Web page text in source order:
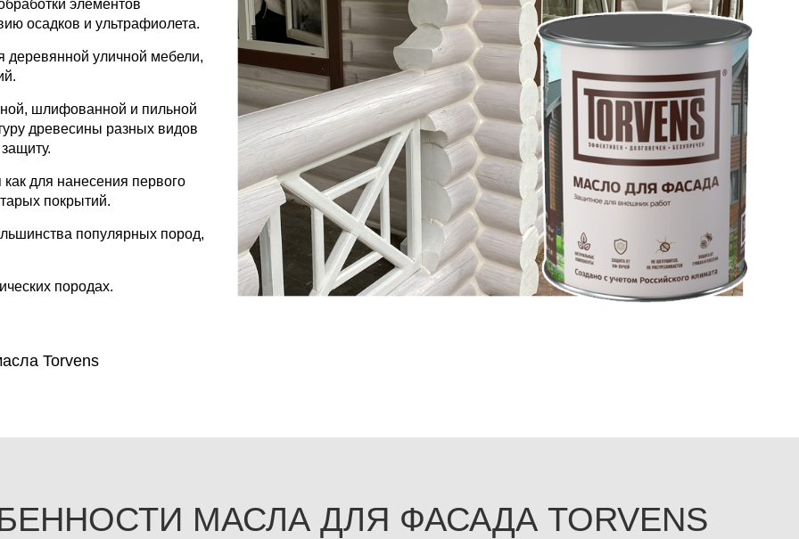
элементов
осадков и ультрафиолета.
деревянной уличной мебели,
шлифованной и пильной
древесины разных видов
для нанесения первого
покрытий.
популярных пород,
породах.
Torvens
МАСЛА ДЛЯ ФАСАДА TORVENS